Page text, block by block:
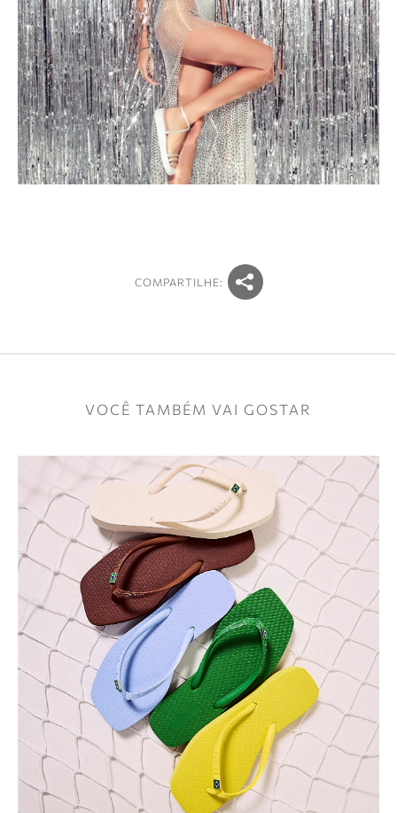
COMPARTILHE:
VOCÊ TAMBÉM VAI GOSTAR